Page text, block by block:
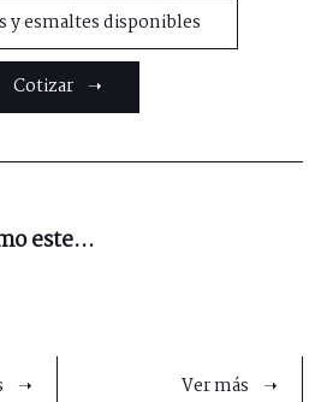
y esmaltes disponibles
Cotizar ➝
este...
➝ Ver más ➝